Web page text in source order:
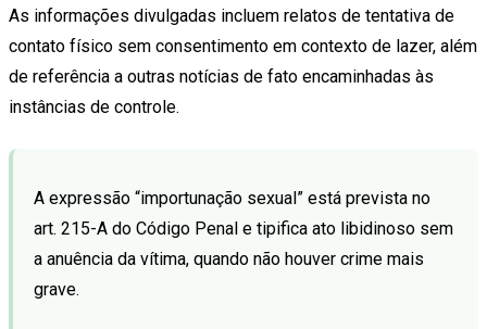
As informações divulgadas incluem relatos de tentativa de
contato físico sem consentimento em contexto de lazer, além
de referência a outras notícias de fato encaminhadas às
instâncias de controle.
A expressão “importunação sexual” está prevista no
art. 215-A do Código Penal e tipifica ato libidinoso sem
a anuência da vítima, quando não houver crime mais
grave.